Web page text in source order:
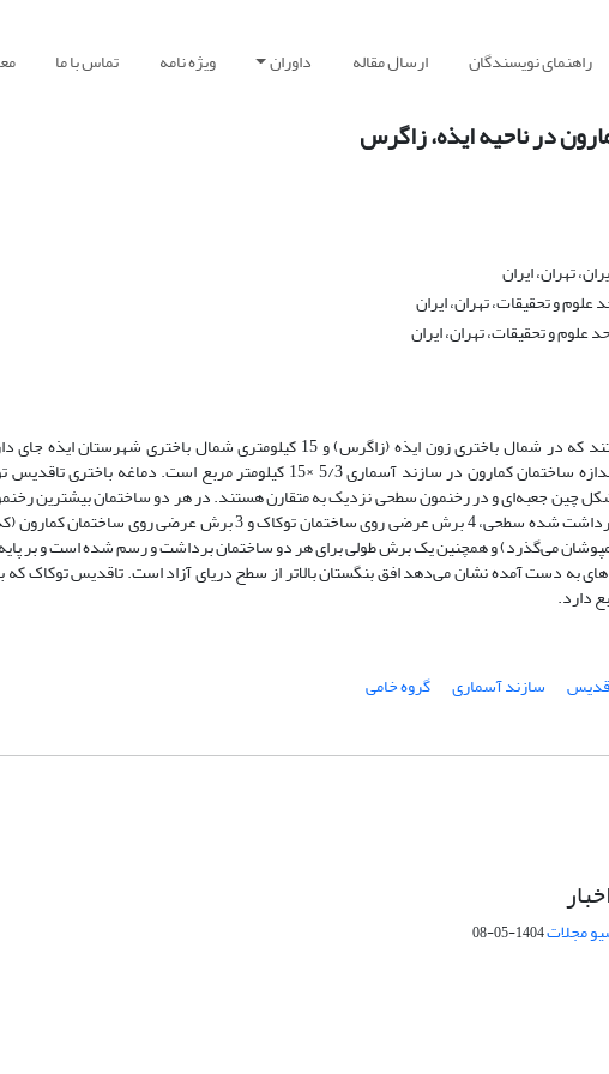
راهنمای نویسندگان ارسال مقاله داوران ویژه نامه تماس با ما
در ناحیه ایذه، زاگرس
تهران، ایران
و ‌تحقیقات، تهران، ایران
علوم و ‌تحقیقات، تهران، ایران
ساختمان‌های تو‌‌کاک و کمارون، تاقدیس‌هایی هستند که در شمال باختری زون ایذه (زاگرس) و 15
رخنمون سازند‌آسماری 3/3×17 کیلومتر مربع و اندازه ساختمان کمارون در سازند ‌آسماری 5/3 ×15
چین جعبه‌ای و در رخنمون سطحی نزدیک به متقارن هستند. در هر‌ دو ساختمان بیشترین
می‌گذرد) و همچنین یک برش طولی برای هر دو ساختمان برداشت و رسم شده است و بر پایه
به دست آمده نشان می‌دهد افق بنگستان بالاتر از سطح دریای آزاد است. تاقدیس توکاک
سازند آسماری
گروه خامی
مجلات1404-05-08